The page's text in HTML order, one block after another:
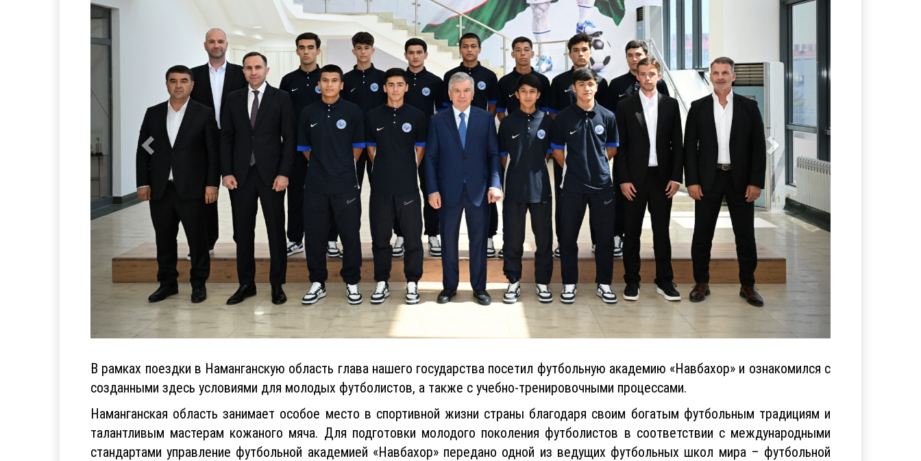
В рамках поездки в Наманганскую область глава нашего государства посетил футбольную академию «Навбахор» и ознакомился с
созданными здесь условиями для молодых футболистов, а также с учебно-тренировочными процессами.
Наманганская область занимает особое место в спортивной жизни страны благодаря своим богатым футбольным традициям и
талантливым мастерам кожаного мяча. Для подготовки молодого поколения футболистов в соответствии с международными
стандартами управление футбольной академией «Навбахор» передано одной из ведущих футбольных школ мира – футбольной